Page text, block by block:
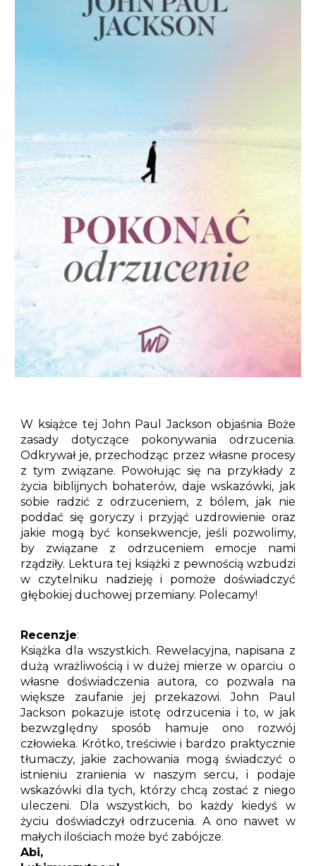
W książce tej John Paul Jackson objaśnia Boże
zasady dotyczące pokonywania odrzucenia.
Odkrywał je, przechodząc przez własne procesy
z tym związane. Powołując się na przykłady z
życia biblijnych bohaterów, daje wskazówki, jak
sobie radzić z odrzuceniem, z bólem, jak nie
poddać się goryczy i przyjąć uzdrowienie oraz
jakie mogą być konsekwencje, jeśli pozwolimy,
by związane z odrzuceniem emocje nami
rządziły. Lektura tej książki z pewnością wzbudzi
w czytelniku nadzieję i pomoże doświadczyć
głębokiej duchowej przemiany. Polecamy!
Recenzje:
Książka dla wszystkich. Rewelacyjna, napisana z
dużą wrażliwością i w dużej mierze w oparciu o
własne doświadczenia autora, co pozwala na
większe zaufanie jej przekazowi. John Paul
Jackson pokazuje istotę odrzucenia i to, w jak
bezwzględny sposób hamuje ono rozwój
człowieka. Krótko, treściwie i bardzo praktycznie
tłumaczy, jakie zachowania mogą świadczyć o
istnieniu zranienia w naszym sercu, i podaje
wskazówki dla tych, którzy chcą zostać z niego
uleczeni. Dla wszystkich, bo każdy kiedyś w
życiu doświadczył odrzucenia. A ono nawet w
małych ilościach może być zabójcze.
Abi,